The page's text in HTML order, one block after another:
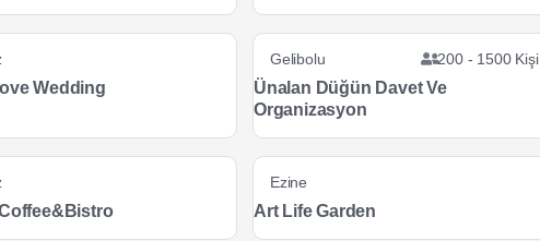
Wedding
Gelibolu 200 - 1500 Kişi
Ünalan Düğün Davet Ve
Organizasyon
Ezine
Art Life Garden